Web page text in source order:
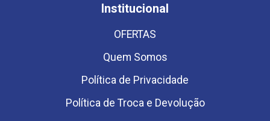
Institucional
OFERTAS
Quem Somos
Política de Privacidade
Política de Troca e Devolução